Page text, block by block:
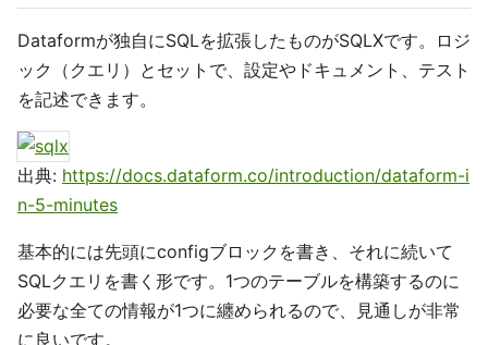
Dataformが独自にSQLを拡張したものがSQLXです。ロジ
ック（クエリ）とセットで、設定やドキュメント、テスト
を記述できます。
出典: https://docs.dataform.co/introduction/dataform-i
n-5-minutes
基本的には先頭にconfigブロックを書き、それに続いて
SQLクエリを書く形です。1つのテーブルを構築するのに
必要な全ての情報が1つに纏められるので、見通しが非常
に良いです。